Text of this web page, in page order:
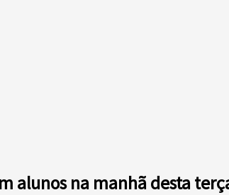
alunos na manhã desta